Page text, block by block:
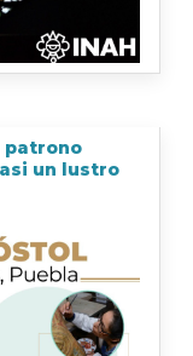
patrono
un lustro